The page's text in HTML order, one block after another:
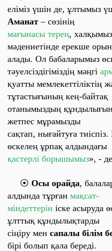
еліміз үшін де, ұлтымыз
Аманат– сөзінің
мағынасы терең,
мәдениетінде ерекше орын
алады. Ол бабаларымыз
тәуелсіздігіміздің мәңгі
қуатты мемлекеттіліктің
тұтастығының кең-байтақ
отанымыздың құндылығын
жетпес мұрамызды
сақтап, нығайтуға
өскелең ұрпақ алдындағы
қастерлі борышымыз», -
⦿ Осы орайда,
алдында тұрған мақсат-
міндеттерін іске асыруда
ұлттық құндылықтарды
сіңіру мен сапалы білім
бірі болып қала береді.